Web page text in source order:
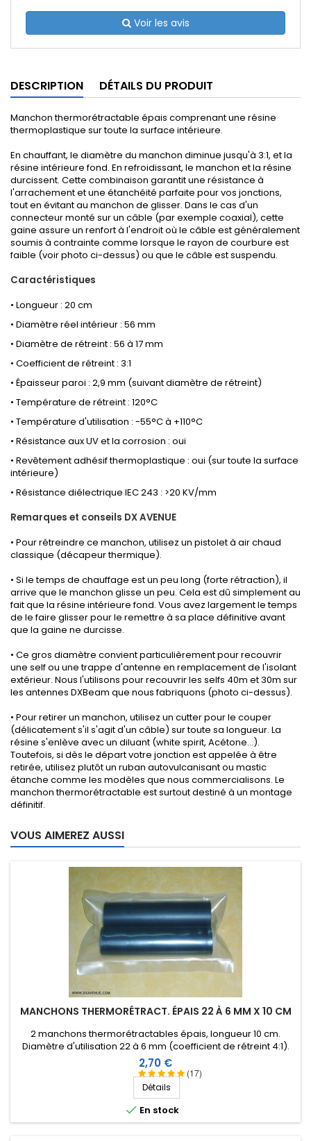
Voir les avis
DESCRIPTION DÉTAILS DU PRODUIT
Manchon thermorétractable épais comprenant une résine
thermoplastique sur toute la surface intérieure.
En chauffant, le diamètre du manchon diminue jusqu'à 3:1, et la
résine intérieure fond. En refroidissant, le manchon et la résine
durcissent. Cette combinaison garantit une résistance à
l'arrachement et une étanchéité parfaite pour vos jonctions,
tout en évitant au manchon de glisser. Dans le cas d'un
connecteur monté sur un câble (par exemple coaxial), cette
gaine assure un renfort à l'endroit où le câble est généralement
soumis à contrainte comme lorsque le rayon de courbure est
faible (voir photo ci-dessus) ou que le câble est suspendu.
Caractéristiques
• Longueur : 20 cm
• Diamètre réel intérieur : 56 mm
• Diamètre de rétreint : 56 à 17 mm
• Coefficient de rétreint : 3:1
• Épaisseur paroi : 2,9 mm (suivant diamètre de rétreint)
• Température de rétreint : 120°C
• Température d'utilisation : -55°C à +110°C
• Résistance aux UV et la corrosion : oui
• Revêtement adhésif thermoplastique : oui (sur toute la surface
intérieure)
• Résistance diélectrique IEC 243 : >20 KV/mm
Remarques et conseils DX AVENUE
• Pour rétreindre ce manchon, utilisez un pistolet à air chaud
classique (décapeur thermique).
• Si le temps de chauffage est un peu long (forte rétraction), il
arrive que le manchon glisse un peu. Cela est dû simplement au
fait que la résine intérieure fond. Vous avez largement le temps
de le faire glisser pour le remettre à sa place définitive avant
que la gaine ne durcisse.
• Ce gros diamètre convient particulièrement pour recouvrir
une self ou une trappe d'antenne en remplacement de l'isolant
extérieur. Nous l'utilisons pour recouvrir les selfs 40m et 30m sur
les antennes DXBeam que nous fabriquons (photo ci-dessus).
• Pour retirer un manchon, utilisez un cutter pour le couper
(délicatement s'il s'agit d'un câble) sur toute sa longueur. La
résine s'enlève avec un diluant (white spirit, Acétone...).
Toutefois, si dès le départ votre jonction est appelée à être
retirée, utilisez plutôt un ruban autovulcanisant ou mastic
étanche comme les modèles que nous commercialisons. Le
manchon thermorétractable est surtout destiné à un montage
définitif.
VOUS AIMEREZ AUSSI
MANCHONS THERMORÉTRACT. ÉPAIS 22 À 6 MM X 10 CM
(17)
2 manchons thermorétractables épais, longueur 10 cm.
Diamètre d'utilisation 22 à 6 mm (coefficient de rétreint 4:1).
Intérieur revêtu d'une résine thermoplastique.
Prix
2,70 €
Détails
 En stock